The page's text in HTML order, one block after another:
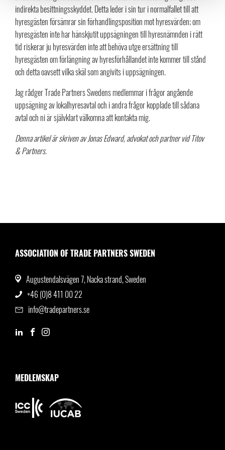
indirekta besittningsskyddet. Detta leder i sin tur i normalfallet till att
hyresgästen försämrar sin förhandlingsposition mot hyresvärden; om
hyresgästen inte har hänskjutit uppsägningen till hyresnämnden i rätt
tid riskerar ju hyresvärden inte att behöva utge ersättning till
hyresgästen om förlängning av hyresförhållandet inte kommer till stånd
och detta oavsett vilka skäl som angivits i uppsägningen.
Jag rådger Trade Partners Swedens medlemmar i frågor angående
uppsägning av lokalhyresavtal och i andra frågor kopplade till sådana
avtal och ni är självklart välkomna att kontakta mig.
Denna artikel är skriven av Jonas Edward, advokat och partner vid Titov
& Partners.
ASSOCIATION OF TRADE PARTNERS SWEDEN
Augustendalsvägen 7, Nacka strand, Sweden
+46 (0)8 411 00 22
info@tradepartners.se
MEDLEMSKAP